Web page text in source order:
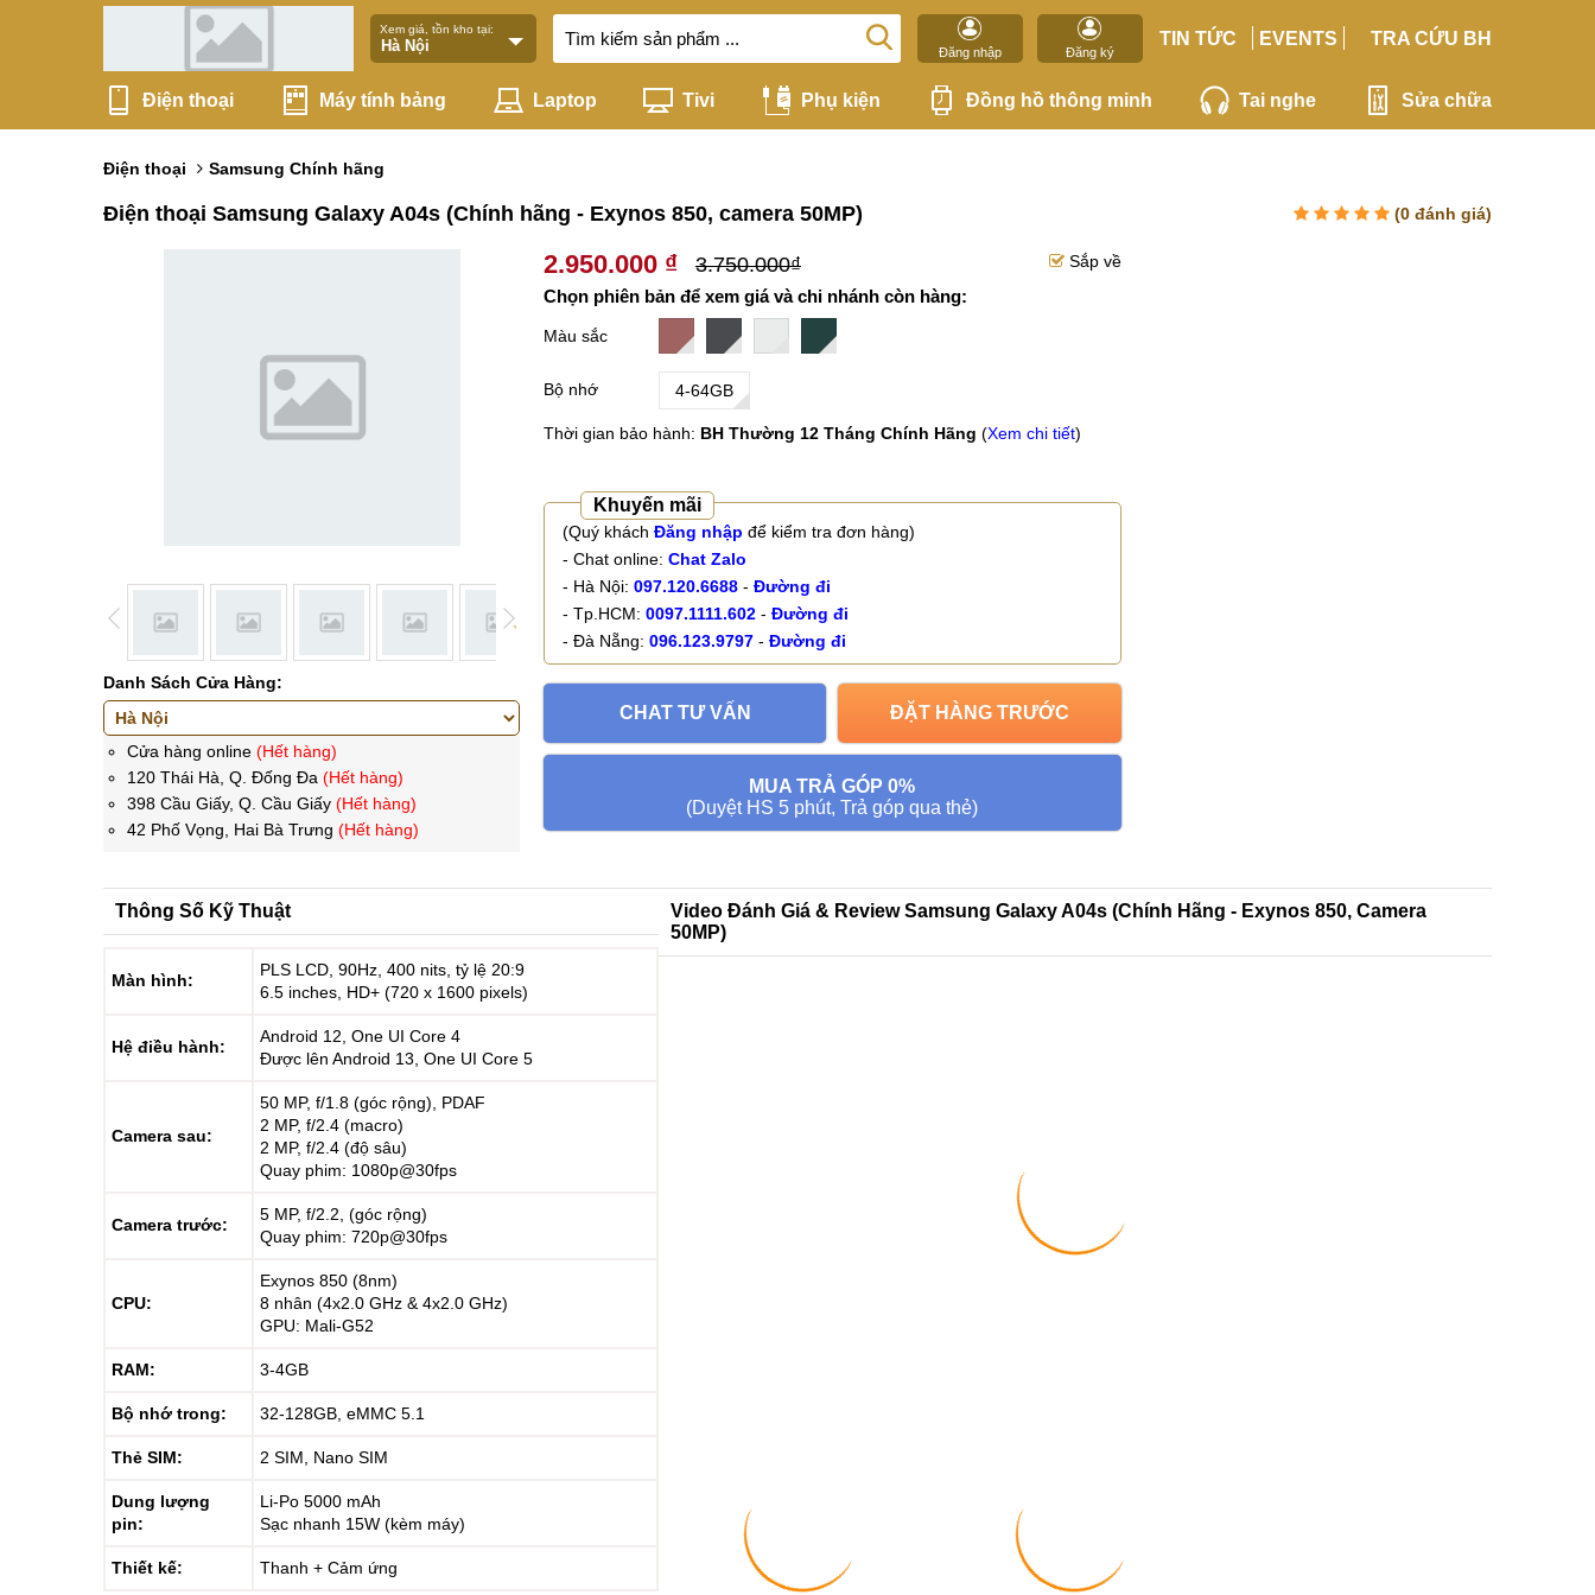
Xem giá, tồn kho tại:
Đăng nhập Đăng ký
TIN TỨC EVENTS TRA CỨU BH
Điện thoại Máy tính bảng Laptop Tivi Phụ kiện Đồng hồ thông minh Tai nghe Sửa chữa
Điện thoại Samsung Chính hãng
Điện thoại Samsung Galaxy A04s (Chính hãng - Exynos 850, camera 50MP) (0 đánh giá)
Danh Sách Cửa Hàng:
Cửa hàng online (Hết hàng)
120 Thái Hà, Q. Đống Đa (Hết hàng)
398 Cầu Giấy, Q. Cầu Giấy (Hết hàng)
42 Phố Vọng, Hai Bà Trưng (Hết hàng)
2.950.000 ₫ 3.750.000₫ Sắp về
Chọn phiên bản để xem giá và chi nhánh còn hàng:
Màu sắc
Bộ nhớ 4-64GB
Thời gian bảo hành: BH Thường 12 Tháng Chính Hãng (Xem chi tiết)
Khuyến mãi
(Quý khách Đăng nhập để kiểm tra đơn hàng)
- Chat online: Chat Zalo
- Hà Nội: 097.120.6688 - Đường đi
- Tp.HCM: 0097.1111.602 - Đường đi
- Đà Nẵng: 096.123.9797 - Đường đi
CHAT TƯ VẤN ĐẶT HÀNG TRƯỚC
MUA TRẢ GÓP 0%
(Duyệt HS 5 phút, Trả góp qua thẻ)
Thông Số Kỹ Thuật
Màn hình:
PLS LCD, 90Hz, 400 nits, tỷ lệ 20:9
6.5 inches, HD+ (720 x 1600 pixels)
Hệ điều hành:
Android 12, One UI Core 4
Được lên Android 13, One UI Core 5
Camera sau:
50 MP, f/1.8 (góc rộng), PDAF
2 MP, f/2.4 (macro)
2 MP, f/2.4 (độ sâu)
Quay phim: 1080p@30fps
Camera trước:
5 MP, f/2.2, (góc rộng)
Quay phim: 720p@30fps
CPU:
Exynos 850 (8nm)
8 nhân (4x2.0 GHz & 4x2.0 GHz)
GPU: Mali-G52
RAM: 3-4GB
Bộ nhớ trong: 32-128GB, eMMC 5.1
Thẻ SIM: 2 SIM, Nano SIM
Dung lượng
pin:
Li-Po 5000 mAh
Sạc nhanh 15W (kèm máy)
Thiết kế: Thanh + Cảm ứng
Video Đánh Giá & Review Samsung Galaxy A04s (Chính Hãng - Exynos 850, Camera
50MP)